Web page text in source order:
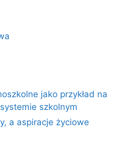
jako przykład na
szkolnym
a aspiracje życiowe